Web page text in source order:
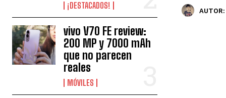
¡DESTACADOS!
vivo V70 FE review:
200 MP y 7000 mAh
que no parecen
reales
MÓVILES
AUTOR: